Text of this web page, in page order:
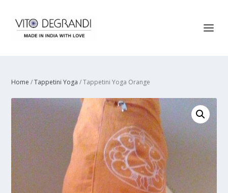
Home /Tappetini Yoga / Tappetini Yoga Orange